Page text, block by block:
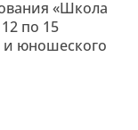
«Школа
по 15
и юношеского